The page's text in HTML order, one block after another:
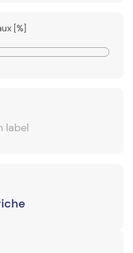
[%]
label